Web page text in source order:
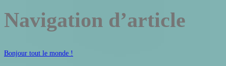
Navigation d’article
Bonjour tout le monde !